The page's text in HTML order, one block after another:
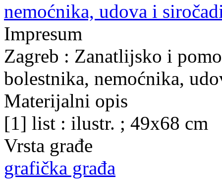
nemoćnika, udova i
Impresum
Zagreb : Zanatlijsko i
bolestnika, nemoćnika,
Materijalni opis
[1] list : ilustr. ; 49x68 cm
Vrsta građe
grafička građa